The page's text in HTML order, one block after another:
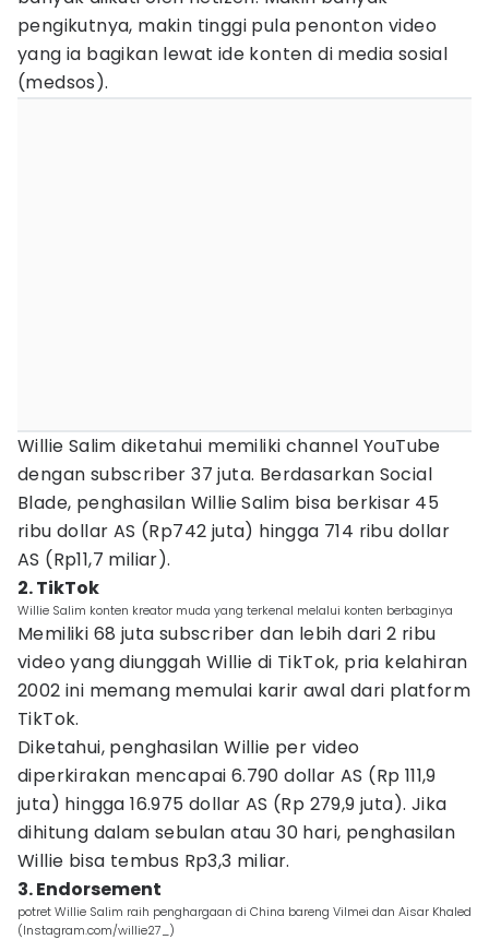
pengikutnya, makin tinggi pula penonton video
yang ia bagikan lewat ide konten di media sosial
(medsos).
Willie Salim diketahui memiliki channel YouTube
dengan subscriber 37 juta. Berdasarkan Social
Blade, penghasilan Willie Salim bisa berkisar 45
ribu dollar AS (Rp742 juta) hingga 714 ribu dollar
AS (Rp11,7 miliar).
2. TikTok
Willie Salim konten kreator muda yang terkenal melalui konten berbaginya
Memiliki 68 juta subscriber dan lebih dari 2 ribu
video yang diunggah Willie di TikTok, pria kelahiran
2002 ini memang memulai karir awal dari platform
TikTok.
Diketahui, penghasilan Willie per video
diperkirakan mencapai 6.790 dollar AS (Rp 111,9
juta) hingga 16.975 dollar AS (Rp 279,9 juta). Jika
dihitung dalam sebulan atau 30 hari, penghasilan
Willie bisa tembus Rp3,3 miliar.
3. Endorsement
potret Willie Salim raih penghargaan di China bareng Vilmei dan Aisar Khaled
(Instagram.com/willie27_)